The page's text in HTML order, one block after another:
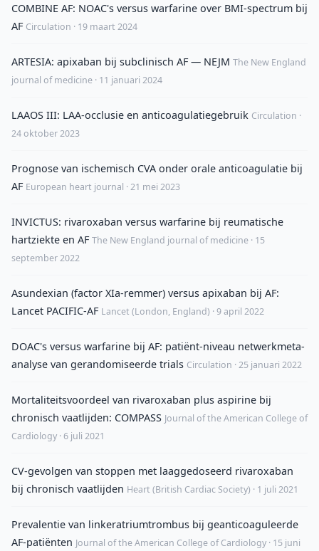
COMBINE AF: NOAC's versus warfarine over BMI-spectrum bij
AF Circulation · 19 maart 2024
ARTESIA: apixaban bij subclinisch AF — NEJM The New England
journal of medicine · 11 januari 2024
LAAOS III: LAA-occlusie en anticoagulatiegebruik Circulation ·
24 oktober 2023
Prognose van ischemisch CVA onder orale anticoagulatie bij
AF European heart journal · 21 mei 2023
INVICTUS: rivaroxaban versus warfarine bij reumatische
hartziekte en AF The New England journal of medicine · 15
september 2022
Asundexian (factor XIa-remmer) versus apixaban bij AF:
Lancet PACIFIC-AF Lancet (London, England) · 9 april 2022
DOAC's versus warfarine bij AF: patiënt-niveau netwerkmeta-
analyse van gerandomiseerde trials Circulation · 25 januari 2022
Mortaliteitsvoordeel van rivaroxaban plus aspirine bij
chronisch vaatlijden: COMPASS Journal of the American College of
Cardiology · 6 juli 2021
CV-gevolgen van stoppen met laaggedoseerd rivaroxaban
bij chronisch vaatlijden Heart (British Cardiac Society) · 1 juli 2021
Prevalentie van linkeratriumtrombus bij geanticoaguleerde
AF-patiënten Journal of the American College of Cardiology · 15 juni